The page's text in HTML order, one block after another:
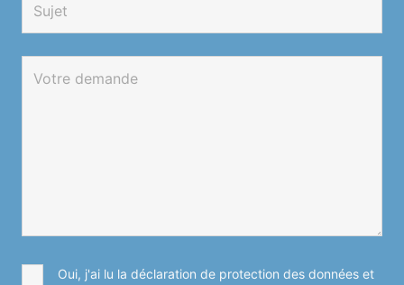
Oui, j'ai lu la déclaration de protection des données et